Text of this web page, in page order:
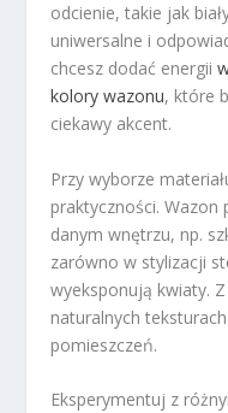
odcienie, takie jak
uniwersalne i
chcesz dodać energii
kolory wazonu, które
ciekawy akcent.
Przy wyborze
praktyczności.
danym wnętrzu, np.
zarówno w stylizacji
wyeksponują kwiaty.
naturalnych
pomieszczeń.
Eksperymentuj z